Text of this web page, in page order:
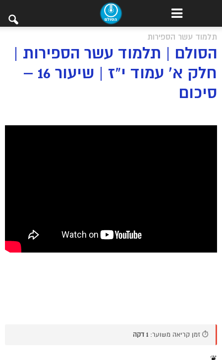
תלמוד עשר הספירות
הסולם | תלמוד עשר הספירות |
חלק א’ עמוד י”ז | שיעור 16 –
סיכום
⏱️ זמן קריאה משוער: 1 דקה